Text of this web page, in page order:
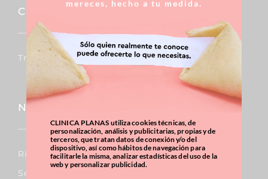
Capil·lar
Trasplantaments De Cabells
Nas
Rinoplàstia
Septoplàstia
mereces, hecho a tu medida.
CLINICA PLANAS utiliza cookies técnicas, de
personalización, análisis y publicitarias, propias y de
terceros, que tratan datos de conexión y/o del
dispositivo, así como hábitos de navegación para
facilitarle la misma, analizar estadísticas del uso de la
web y personalizar publicidad.